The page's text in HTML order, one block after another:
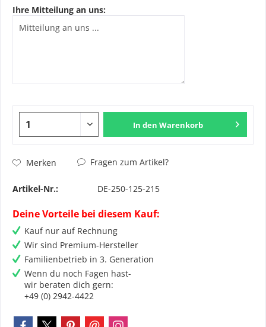
Ihre Mitteilung an uns:
In den Warenkorb
Merken Fragen zum Artikel?
Artikel-Nr.: DE-250-125-215
Deine Vorteile bei diesem Kauf:
Kauf nur auf Rechnung
Wir sind Premium-Hersteller
Familienbetrieb in 3. Generation
Wenn du noch Fagen hast-
wir beraten dich gern:
+49 (0) 2942-4422